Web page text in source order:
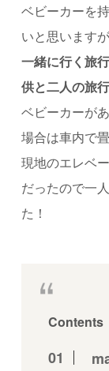
ベビーカーを
いと思いますが
一緒に行く旅
供と二人の旅
ベビーカーが
場合は車内で
現地のエレベ
だったので一
た！
Contents